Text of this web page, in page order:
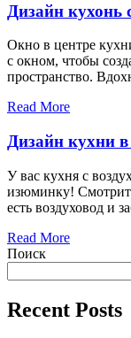
Дизайн кухонь
Окно в центре
с окном, чтобы
пространство.
Read More
Дизайн кухни в
У вас кухня с
изюминку!
есть воздуховод и
Read More
Поиск
Recent Posts